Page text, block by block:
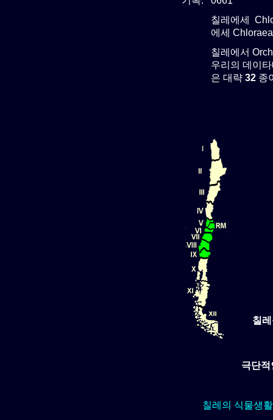
칠레에세
에세
칠레에서
우리의 데이
은 대략 32 종
칠
극단
칠레의 식물생